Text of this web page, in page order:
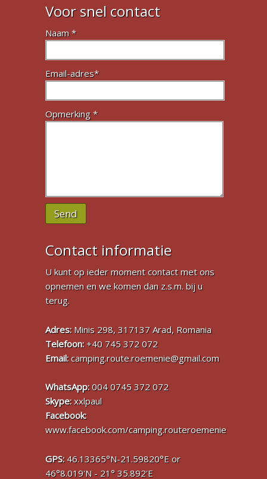
Voor snel contact
Naam *
Email-adres*
Opmerking *
Send
Contact informatie
U kunt op ieder moment contact met ons
opnemen en we komen dan z.s.m. bij u
terug.
Adres:Minis 298, 317137 Arad, Romania
Telefoon:+40 745 372 072
Email:camping.route.roemenie@gmail.com
WhatsApp:004 0745 372 072
Skype:xxlpaul
Facebook:
www.facebook.com/camping.routeroemenie
GPS:46.13365°N-21.59820°E or
46°8.019'N - 21° 35.892'E